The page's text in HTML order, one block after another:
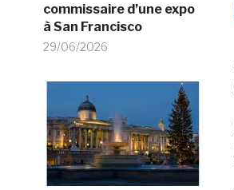
commissaire d’une expo
à San Francisco
29/06/2026